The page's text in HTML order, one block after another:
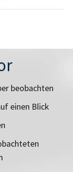
beobachten
einen Blick